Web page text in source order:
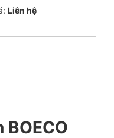
Liên hệ
BOECO